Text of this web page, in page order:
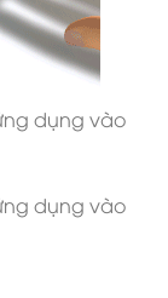
dụng vào
dụng vào